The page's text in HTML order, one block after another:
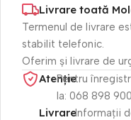
Livrare toată
Termenul de livrare
stabilit telefonic.
Oferim și livrare de
Atenție​
Pentru
la: 068 898 900
LivrareInformații